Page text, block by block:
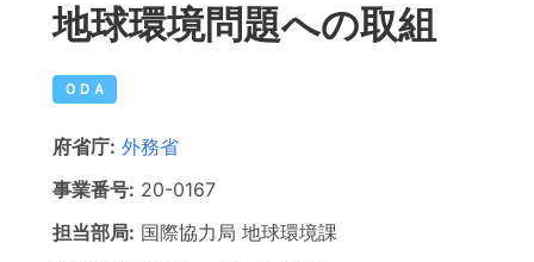
地球環境問題への取組
ＯＤＡ
府省庁: 外務省
事業番号: 20-0167
担当部局: 国際協力局 地球環境課